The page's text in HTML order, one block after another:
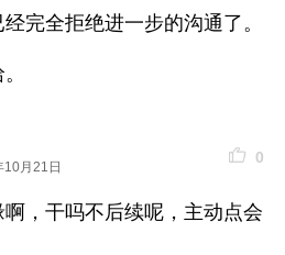
完全拒绝进一步的沟通了。
10月21日
0
，干吗不后续呢，主动点会